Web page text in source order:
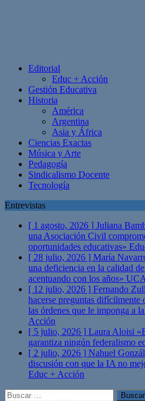
Editorial
Educ + Acción
Gestión Educativa
Historia
América
Argentina
Asia y África
Ciencias Exactas
Música y Arte
Pedagogía
Sindicalismo Docente
Tecnología
Entrevistas
[ 1 agosto, 2026 ] Juliana
una Asociación Civil
oportunidades educativas»
[ 28 julio, 2026 ] María
una deficiencia en la calidad
acentuando con los años»
[ 12 julio, 2026 ] Fernando
hacerse preguntas difícilmente
las órdenes que le imponga a
Acción
[ 5 julio, 2026 ] Laura Aloisi
garantiza ningún federalismo
[ 2 julio, 2026 ] Nahuel
discusión con que la IA no
Educ + Acción
Buscar: